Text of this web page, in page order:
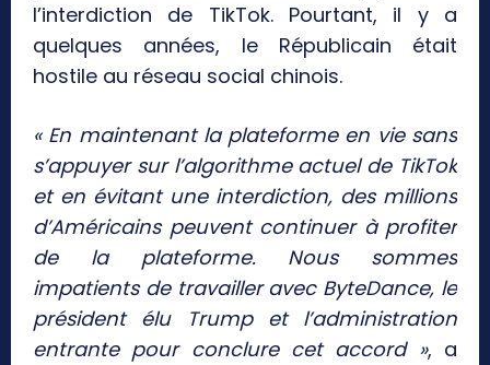
l’interdiction de TikTok. Pourtant, il y a
quelques années, le Républicain était
hostile au réseau social chinois.
« En maintenant la plateforme en vie sans
s’appuyer sur l’algorithme actuel de TikTok
et en évitant une interdiction, des millions
d’Américains peuvent continuer à profiter
de la plateforme. Nous sommes
impatients de travailler avec ByteDance, le
président élu Trump et l’administration
entrante pour conclure cet accord », a